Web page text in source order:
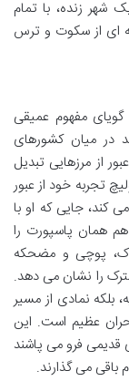
زنده، با تمام
ای از سکوت و ترس
مفهوم عمیقی
در میان کشورهای
از مرزهایی تبدیل
تجربه خود از عبور
کند، جایی که او با
همان پاسپورت را
پوچی و مضحکه
را نشان می دهد.
بلکه نمادی از مسیر
عظیم است. این
فرو می پاشند
می گذارند.